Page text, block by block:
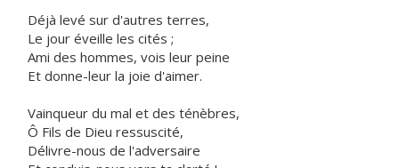
Déjà levé sur d'autres terres,
Le jour éveille les cités ;
Ami des hommes, vois leur peine
Et donne-leur la joie d'aimer.
Vainqueur du mal et des ténèbres,
Ô Fils de Dieu ressuscité,
Délivre-nous de l'adversaire